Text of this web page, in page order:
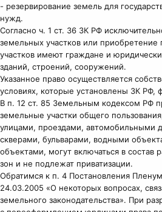
- резервирование земель для
нужд.
Согласно ч. 1 ст. 36 ЗК РФ
земельных участков или
участков имеют граждане и
зданий, строений, сооружений.
Указанное право осуществляется
условиях, которые установлены ЗК РФ,
В п. 12 ст. 85 Земельным кодексом РФ
земельные участки общего
улицами, проездами, автомобильными
скверами, бульварами, водными
объектами, могут включаться в состав
зон и не подлежат приватизации.
Обратимся к п. 4 Постановления
24.03.2005 «О некоторых вопросах,
земельного законодательства». При